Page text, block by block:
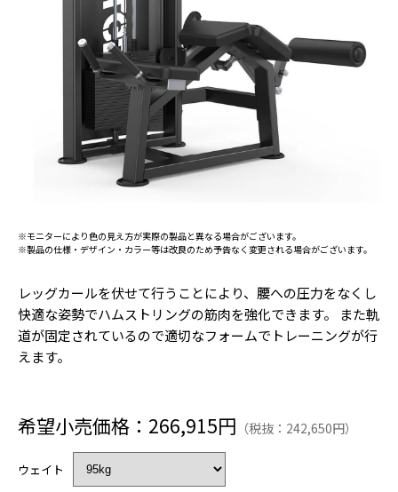
※モニターにより色の見え方が実際の製品と異なる場合がございます。
※製品の仕様・デザイン・カラー等は改良のため予告なく変更される場合がございます。
レッグカールを伏せて行うことにより、腰への圧力をなくし
快適な姿勢でハムストリングの筋肉を強化できます。 また軌
道が固定されているので適切なフォームでトレーニングが行
えます。
希望小売価格：266,915円 （税抜：242,650円）
ウェイト